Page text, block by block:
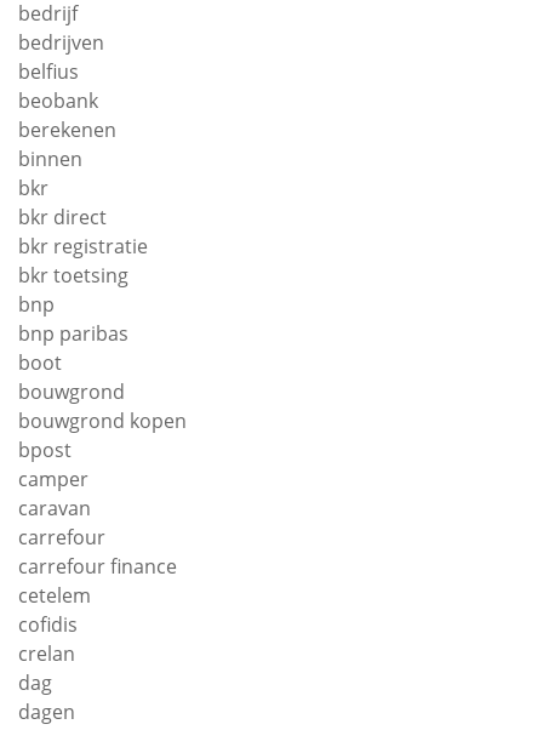
bedrijf
bedrijven
belfius
beobank
berekenen
binnen
bkr
bkr direct
bkr registratie
bkr toetsing
bnp
bnp paribas
boot
bouwgrond
bouwgrond kopen
bpost
camper
caravan
carrefour
carrefour finance
cetelem
cofidis
crelan
dag
dagen